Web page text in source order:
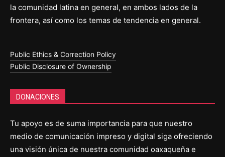
la comunidad latina en general, en ambos lados de la
frontera, así como los temas de tendencia en general.
Public Ethics & Correction Policy
Public Disclosure of Ownership
DONACIONES
Tu apoyo es de suma importancia para que nuestro
medio de comunicación impreso y digital siga ofreciendo
una visión única de nuestra comunidad oaxaqueña e